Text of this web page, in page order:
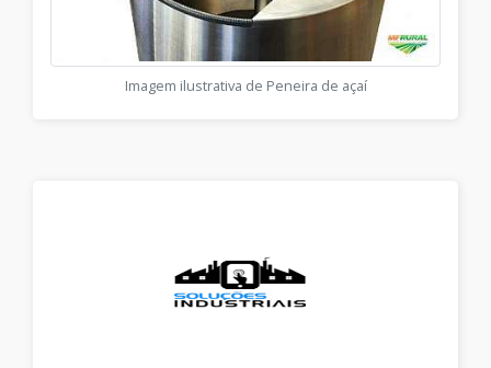
Imagem ilustrativa de Peneira de açaí